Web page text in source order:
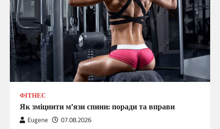
ФІТНЕС
Як зміцнити м’язи спини: поради та вправи
Eugene 07.08.2026